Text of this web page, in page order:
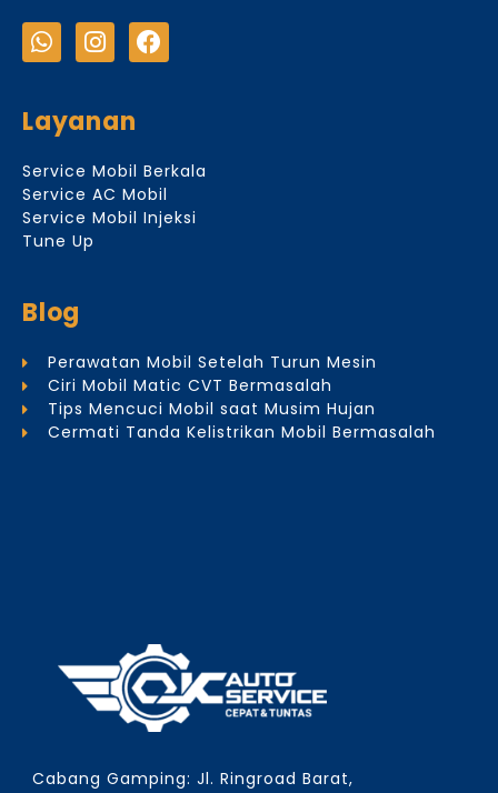
Layanan
Service Mobil Berkala
Service AC Mobil
Service Mobil Injeksi
Tune Up
Blog
Perawatan Mobil Setelah Turun Mesin
Ciri Mobil Matic CVT Bermasalah
Tips Mencuci Mobil saat Musim Hujan
Cermati Tanda Kelistrikan Mobil Bermasalah
Cabang Gamping: Jl. Ringroad Barat,